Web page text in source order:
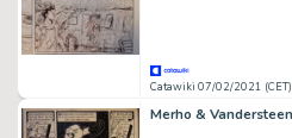
Catawiki 07/02/2021 (CET)